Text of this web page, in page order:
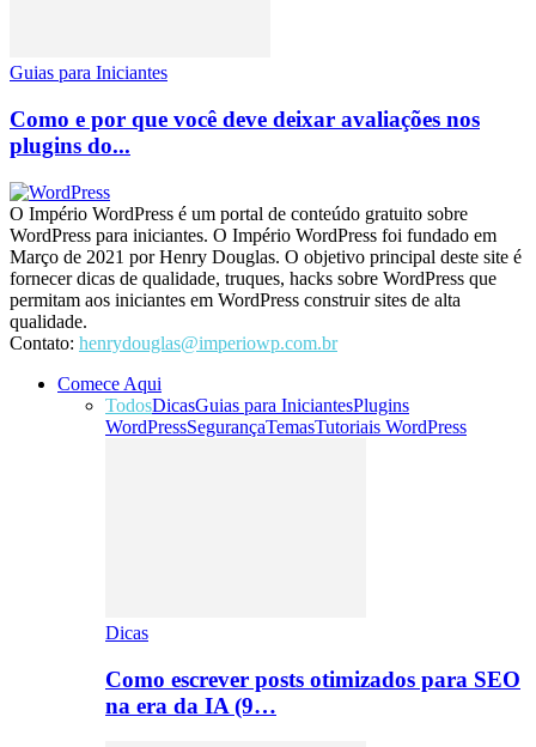
Guias para Iniciantes
Como e por que você deve deixar avaliações nos
plugins do...
O Império WordPress é um portal de conteúdo gratuito sobre
WordPress para iniciantes. O Império WordPress foi fundado em
Março de 2021 por Henry Douglas. O objetivo principal deste site é
fornecer dicas de qualidade, truques, hacks sobre WordPress que
permitam aos iniciantes em WordPress construir sites de alta
qualidade.
Contato: henrydouglas@imperiowp.com.br
Comece Aqui
TodosDicasGuias para IniciantesPlugins
WordPressSegurançaTemasTutoriais WordPress
Dicas
Como escrever posts otimizados para SEO
na era da IA (9…